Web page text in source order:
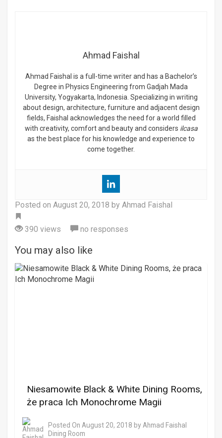
Ahmad Faishal
Ahmad Faishal is a full-time writer and has a Bachelor’s
Degree in Physics Engineering from Gadjah Mada
University, Yogyakarta, Indonesia. Specializing in writing
about design, architecture, furniture and adjacent design
fields, Faishal acknowledges the need for a world filled
with creativity, comfort and beauty and considers ilcasa
as the best place for his knowledge and experience to
come together.
Posted on August 20, 2018 by Ahmad Faishal
390 views
no responses
You may also like
Niesamowite Black & White Dining Rooms,
że praca Ich Monochrome Magii
Posted On August 20, 2018 by Ahmad Faishal
Dining Room